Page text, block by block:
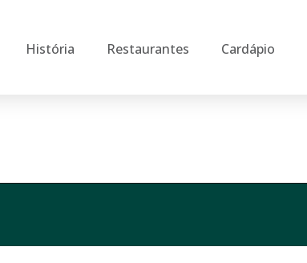
História Restaurantes Cardápio